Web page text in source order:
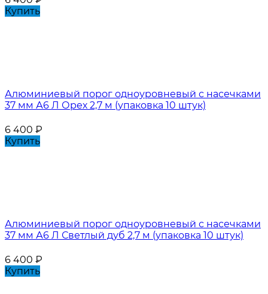
Купить
Алюминиевый порог одноуровневый с насечками
37 мм А6 Л Орех 2,7 м (упаковка 10 штук)
6 400 ₽
Купить
Алюминиевый порог одноуровневый с насечками
37 мм А6 Л Светлый дуб 2,7 м (упаковка 10 штук)
6 400 ₽
Купить